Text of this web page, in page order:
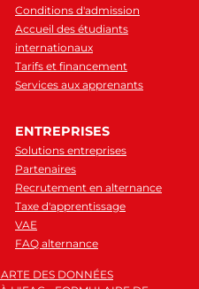
Conditions d'admission
Accueil des étudiants
internationaux
Tarifs et financement
Services aux apprenants
ENTREPRISES
Solutions entreprises
Partenaires
Recrutement en alternance
Taxe d'apprentissage
VAE
FAQ alternance
DES DONNÉES